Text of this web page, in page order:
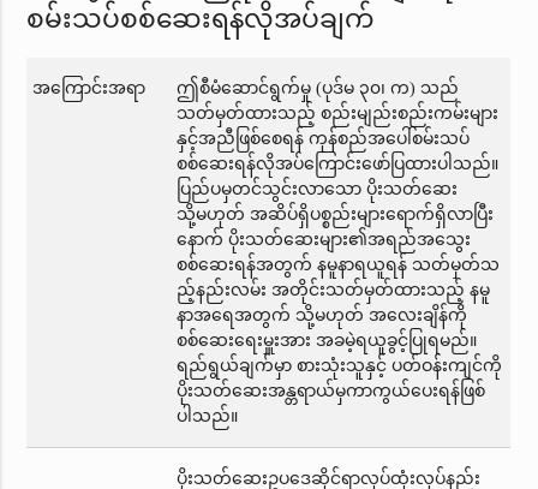
စမ်းသပ်စစ်ဆေးရန်လိုအပ်ချက်
အကြောင်းအရာ
ဤစီမံဆောင်ရွက်မှု (ပုဒ်မ ၃၀၊ က) သည်
သတ်မှတ်ထားသည့် စည်းမျည်းစည်းကမ်းများ
နှင့်အညီဖြစ်စေရန် ကုန်စည်အပေါ်စမ်းသပ်
စစ်ဆေးရန်လိုအပ်ကြောင်းဖော်ပြထားပါသည်။
ပြည်ပမှတင်သွင်းလာသော ပိုးသတ်ဆေး
သို့မဟုတ် အဆိပ်ရှိပစ္စည်းများရောက်ရှိလာပြီး
နောက် ပိုးသတ်ဆေးများ၏အရည်အသွေး
စစ်ဆေးရန်အတွက် နမူနာရယူရန် သတ်မှတ်သ
ည့်နည်းလမ်း အတိုင်းသတ်မှတ်ထားသည့် နမူ
နာအရေအတွက် သို့မဟုတ် အလေးချိန်ကို
စစ်ဆေးရေးမှူးအား အခမဲ့ရယူခွင့်ပြုရမည်။
ရည်ရွယ်ချက်မှာ စားသုံးသူနှင့် ပတ်ဝန်းကျင်ကို
ပိုးသတ်ဆေးအန္တရာယ်မှကာကွယ်ပေးရန်ဖြစ်
ပါသည်။
ပိုးသတ်ဆေးဥပဒေဆိုင်ရာလုပ်ထုံးလုပ်နည်း